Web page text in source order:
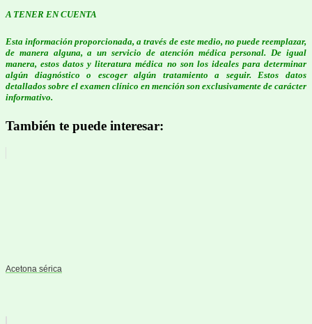
A TENER EN CUENTA
Esta información proporcionada, a través de este medio, no puede reemplazar,
de manera alguna, a un servicio de atención médica personal. De igual
manera, estos datos y literatura médica no son los ideales para determinar
algún diagnóstico o escoger algún tratamiento a seguir. Estos datos
detallados sobre el examen clínico en mención son exclusivamente de carácter
informativo.
También te puede interesar:
Acetona sérica